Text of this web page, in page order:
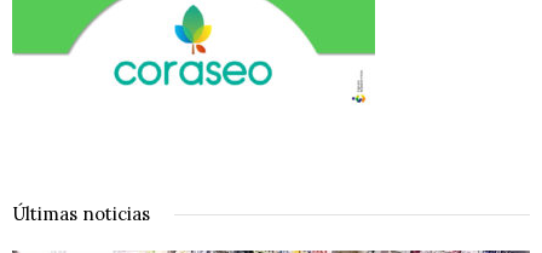
Últimas noticias